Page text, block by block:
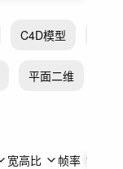
C4D模型
平面二维
宽高比 帧率